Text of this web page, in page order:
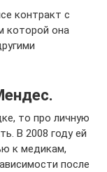
контракт с
которой она
то про личную
В 2008 году ей
к медикам,
после